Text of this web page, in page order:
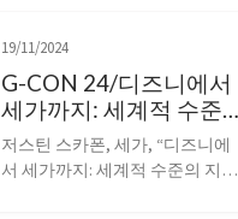
19/11/2024
G-CON 24/디즈니에서
세가까지: 세계적 수준
의 지적 재산권 관리 방
법
저스틴 스카폰, 세가, “디즈니에
서 세가까지: 세계적 수준의 지적